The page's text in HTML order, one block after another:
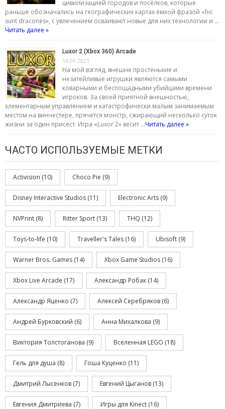
цивилизацией городов и посёлков, которые
раньше обозначались на географических картах ёмкой фразой «hic
sunt dracones», с увлечением осваивают новые для них технологии и …
Читать далее »
Luxor 2 (Xbox 360) Arcade
16.09.2021
На мой взгляд, внешне простенькие и
незатейливые игрушки являются самыми
коварными и беспощадными убийцами времени
игроков. За своей приятной внешностью,
элементарным управлением и катастрофически малым занимаемым
местом на винчестере, прячется монстр, сжирающий несколько суток
жизни за один присест. Игра «Luxor 2» весит …Читать далее »
ЧАСТО ИСПОЛЬЗУЕМЫЕ МЕТКИ
Activision (10) Choco Pie (9)
Disney Interactive Studios (11) Electronic Arts (9)
NVPrint (8) Ritter Sport (13) THQ (12)
Toys-to-life (10) Traveller's Tales (16) Ubisoft (9)
Warner Bros. Games (14) Xbox Game Studios (16)
Xbox Live Arcade (17) Александр Робак (14)
Александр Яценко (7) Алексей Серебряков (6)
Андрей Бурковский (6) Анна Михалкова (9)
Виктория Толстоганова (9) Вселенная LEGO (18)
Гель для душа (8) Гоша Куценко (11)
Дмитрий Лысенков (7) Евгений Цыганов (13)
Евгения Дмитриева (7) Игры для Kinect (16)